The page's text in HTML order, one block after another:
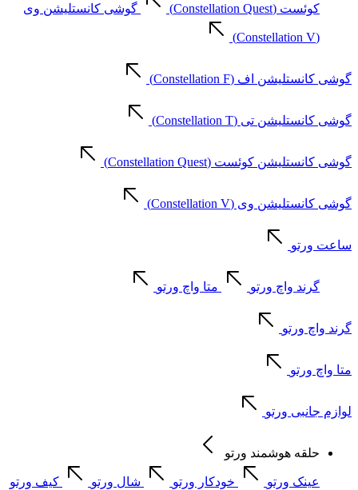
کوئست (Constellation Quest) گوشی کانستلیشن وی
(Constellation V)
گوشی کانستلیشن اف (Constellation F)
گوشی کانستلیشن تی (Constellation T)
گوشی کانستلیشن کوئست (Constellation Quest)
گوشی کانستلیشن وی (Constellation V)
ساعت ورتو
گرند واچ ورتو متا واچ ورتو
گرند واچ ورتو
متا واچ ورتو
لوازم جانبی ورتو
حلقه هوشمند ورتو
عینک ورتو خودکار ورتو شال ورتو کیف ورتو